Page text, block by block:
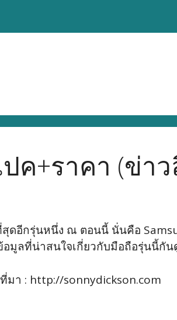
ปค+ราคา (ข่า
อีกรุ่นหนึ่ง ณ ตอนนี้ นั่นคือ
มูลที่น่าสนใจเกี่ยวกับมือถือรุ่นนี้กั
มา : http://sonnydickson.com